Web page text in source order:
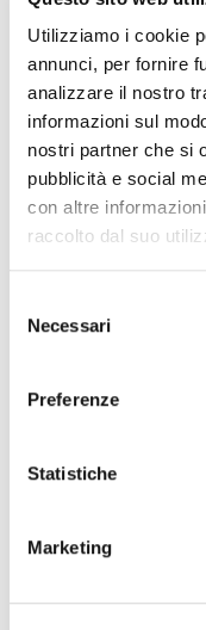
Utilizziamo i cookie
annunci, per fornire
analizzare il nostro
informazioni sul
nostri partner che si
pubblicità e social
con altre
raccolto dal suo
delNecessari
Preferenze
Statistiche
Marketing
Calcio Serie C -
alla Triestina
di Pierluigi Dorotei